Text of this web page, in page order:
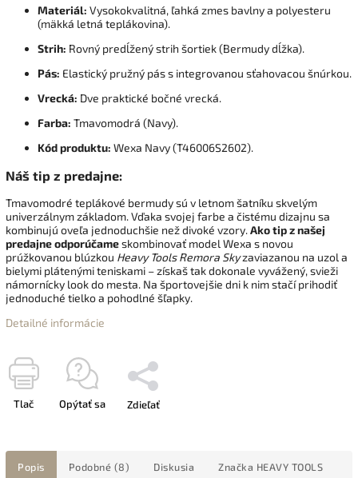
Materiál: Vysokokvalitná, ľahká zmes bavlny a polyesteru
(mäkká letná teplákovina).
Strih: Rovný predĺžený strih šortiek (Bermudy dĺžka).
Pás: Elastický pružný pás s integrovanou sťahovacou šnúrkou.
Vrecká: Dve praktické bočné vrecká.
Farba: Tmavomodrá (Navy).
Kód produktu: Wexa Navy (T46006S2602).
Náš tip z predajne:
Tmavomodré teplákové bermudy sú v letnom šatníku skvelým
univerzálnym základom. Vďaka svojej farbe a čistému dizajnu sa
kombinujú oveľa jednoduchšie než divoké vzory.Ako tip z našej
predajne odporúčameskombinovať model Wexa s novou
prúžkovanou blúzkou Heavy Tools Remora Skyzaviazanou na uzol a
bielymi plátenými teniskami – získaš tak dokonale vyvážený, svieži
námornícky look do mesta. Na športovejšie dni k nim stačí prihodiť
jednoduché tielko a pohodlné šľapky.
Detailné informácie
Tlač Opýtať sa Zdieľať
Popis Podobné (8) Diskusia Značka HEAVY TOOLS